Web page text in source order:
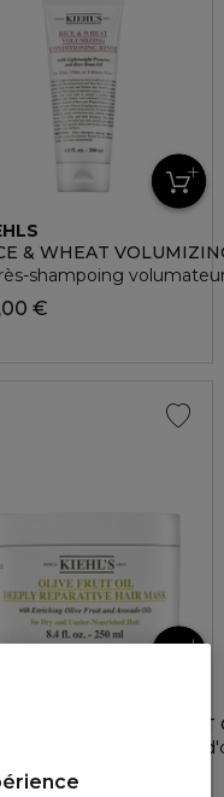
huiles naturelles
& WHEAT
shampoing
€
OLIVE FRUIT
réparateur à l'huile
€